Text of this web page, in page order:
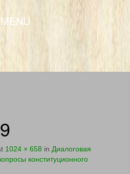
MENU
1024 × 658 in Диалоговая
конституционного